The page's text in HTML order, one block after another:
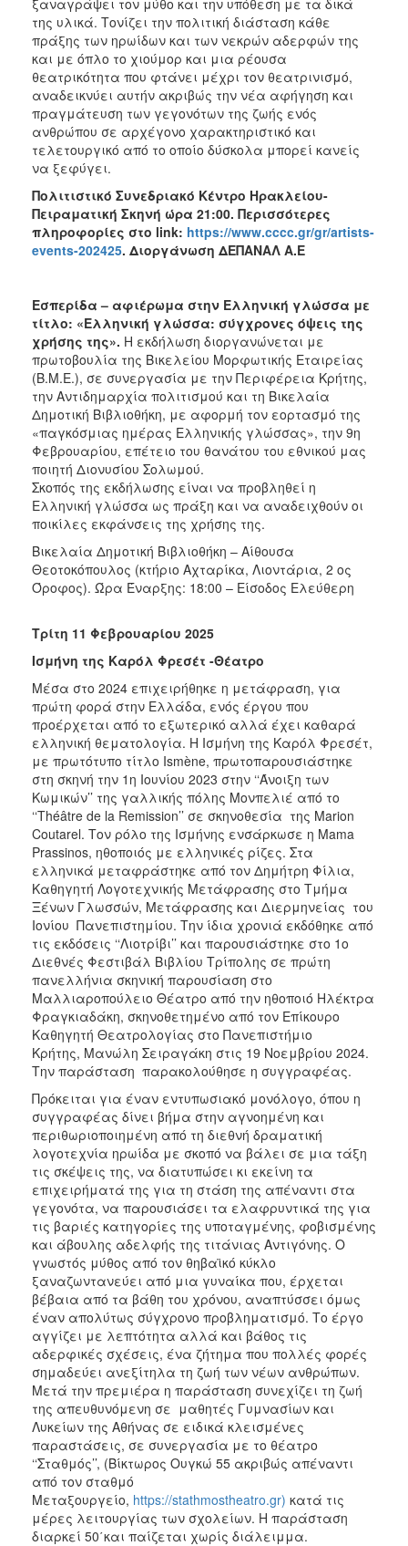
της υλικά. Τονίζει την πολιτική διάσταση κάθε
πράξης των ηρωίδων και των νεκρών αδερφών της
και με όπλο το χιούμορ και μια ρέουσα
θεατρικότητα που φτάνει μέχρι τον θεατρινισμό,
αναδεικνύει αυτήν ακριβώς την νέα αφήγηση και
πραγμάτευση των γεγονότων της ζωής ενός
ανθρώπου σε αρχέγονο χαρακτηριστικό και
τελετουργικό από το οποίο δύσκολα μπορεί κανείς
να ξεφύγει.
Πολιτιστικό Συνεδριακό Κέντρο Ηρακλείου-
Πειραματική Σκηνή ώρα 21:00. Περισσότερες
πληροφορίες στο link: https://www.cccc.gr/gr/artists-
events-202425. Διοργάνωση ΔΕΠΑΝΑΛ Α.Ε
Εσπερίδα – αφιέρωμα στην Ελληνική γλώσσα με
τίτλο: «Ελληνική γλώσσα: σύγχρονες όψεις της
χρήσης της». Η εκδήλωση διοργανώνεται με
πρωτοβουλία της Βικελείου Μορφωτικής Εταιρείας
(Β.Μ.Ε.), σε συνεργασία με την Περιφέρεια Κρήτης,
την Αντιδημαρχία πολιτισμού και τη Βικελαία
Δημοτική Βιβλιοθήκη, με αφορμή τον εορτασμό της
«παγκόσμιας ημέρας Ελληνικής γλώσσας», την 9η
Φεβρουαρίου, επέτειο του θανάτου του εθνικού μας
ποιητή Διονυσίου Σολωμού.
Σκοπός της εκδήλωσης είναι να προβληθεί η
Ελληνική γλώσσα ως πράξη και να αναδειχθούν οι
ποικίλες εκφάνσεις της χρήσης της.
Βικελαία Δημοτική Βιβλιοθήκη – Αίθουσα
Θεοτοκόπουλος (κτήριο Αχταρίκα, Λιοντάρια, 2 ος
Όροφος). Ώρα Έναρξης: 18:00 – Είσοδος Ελεύθερη
Τρίτη 11 Φεβρουαρίου 2025
Ισμήνη της Καρόλ Φρεσέτ -Θέατρο
Μέσα στο 2024 επιχειρήθηκε η μετάφραση, για
πρώτη φορά στην Ελλάδα, ενός έργου που
προέρχεται από το εξωτερικό αλλά έχει καθαρά
ελληνική θεματολογία. Η Ισμήνη της Καρόλ Φρεσέτ,
με πρωτότυπο τίτλο Ismène, πρωτοπαρουσιάστηκε
στη σκηνή την 1η Ιουνίου 2023 στην ‘‘Άνοιξη των
Κωμικών’’ της γαλλικής πόλης Μονπελιέ από το
‘‘Théâtre de la Remission’’ σε σκηνοθεσία της Marion
Coutarel. Τον ρόλο της Ισμήνης ενσάρκωσε η Mama
Prassinos, ηθοποιός με ελληνικές ρίζες. Στα
ελληνικά μεταφράστηκε από τον Δημήτρη Φίλια,
Καθηγητή Λογοτεχνικής Μετάφρασης στο Τμήμα
Ξένων Γλωσσών, Μετάφρασης και Διερμηνείας του
Ιονίου Πανεπιστημίου. Την ίδια χρονιά εκδόθηκε από
τις εκδόσεις ‘‘Λιοτρίβι’’ και παρουσιάστηκε στο 1ο
Διεθνές Φεστιβάλ Βιβλίου Τρίπολης σε πρώτη
πανελλήνια σκηνική παρουσίαση στο
Μαλλιαροπούλειο Θέατρο από την ηθοποιό Ηλέκτρα
Φραγκιαδάκη, σκηνοθετημένο από τον Επίκουρο
Καθηγητή Θεατρολογίας στο Πανεπιστήμιο
Κρήτης, Μανώλη Σειραγάκη στις 19 Νοεμβρίου 2024.
Την παράσταση παρακολούθησε η συγγραφέας.
Πρόκειται για έναν εντυπωσιακό μονόλογο, όπου η
συγγραφέας δίνει βήμα στην αγνοημένη και
περιθωριοποιημένη από τη διεθνή δραματική
λογοτεχνία ηρωίδα με σκοπό να βάλει σε μια τάξη
τις σκέψεις της, να διατυπώσει κι εκείνη τα
επιχειρήματά της για τη στάση της απέναντι στα
γεγονότα, να παρουσιάσει τα ελαφρυντικά της για
τις βαριές κατηγορίες της υποταγμένης, φοβισμένης
και άβουλης αδελφής της τιτάνιας Αντιγόνης. Ο
γνωστός μύθος από τον θηβαϊκό κύκλο
ξαναζωντανεύει από μια γυναίκα που, έρχεται
βέβαια από τα βάθη του χρόνου, αναπτύσσει όμως
έναν απολύτως σύγχρονο προβληματισμό. Το έργο
αγγίζει με λεπτότητα αλλά και βάθος τις
αδερφικές σχέσεις, ένα ζήτημα που πολλές φορές
σημαδεύει ανεξίτηλα τη ζωή των νέων ανθρώπων.
Μετά την πρεμιέρα η παράσταση συνεχίζει τη ζωή
της απευθυνόμενη σε μαθητές Γυμνασίων και
Λυκείων της Αθήνας σε ειδικά κλεισμένες
παραστάσεις, σε συνεργασία με το θέατρο
‘‘Σταθμός’’, (Βίκτωρος Ουγκώ 55 ακριβώς απέναντι
από τον σταθμό
Μεταξουργείο, https://stathmostheatro.gr) κατά τις
μέρες λειτουργίας των σχολείων. Η παράσταση
διαρκεί 50΄και παίζεται χωρίς διάλειμμα.